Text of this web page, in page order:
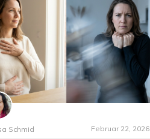
Schmid Februar 22, 2026